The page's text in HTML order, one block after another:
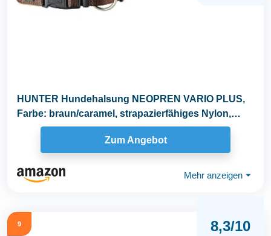
HUNTER Hundehalsung NEOPREN VARIO PLUS,
Farbe: braun/caramel, strapazierfähiges Nylon,
weiche...
Zum Angebot
Mehr anzeigen ⏷
9 8,3/10